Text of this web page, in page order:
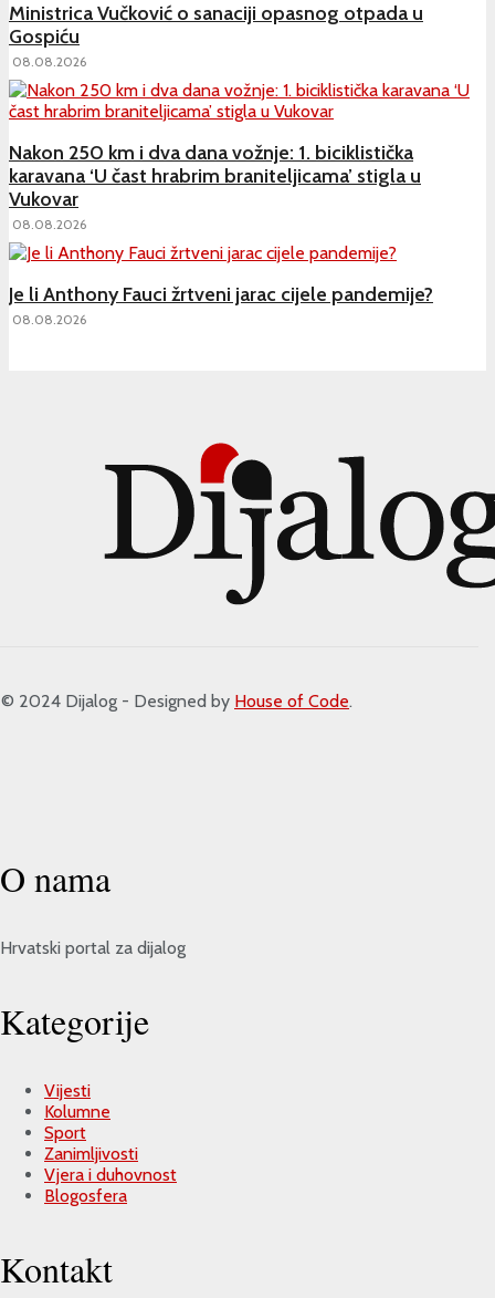
Ministrica Vučković o sanaciji opasnog otpada u
Gospiću
08.08.2026
Nakon 250 km i dva dana vožnje: 1. biciklistička
karavana ‘U čast hrabrim braniteljicama’ stigla u
Vukovar
08.08.2026
Je li Anthony Fauci žrtveni jarac cijele pandemije?
08.08.2026
Dijalog - Designed by House of Code.
O nama
Hrvatski portal za dijalog
Kategorije
Vijesti
Kolumne
Sport
Zanimljivosti
Vjera i duhovnost
Blogosfera
Kontakt